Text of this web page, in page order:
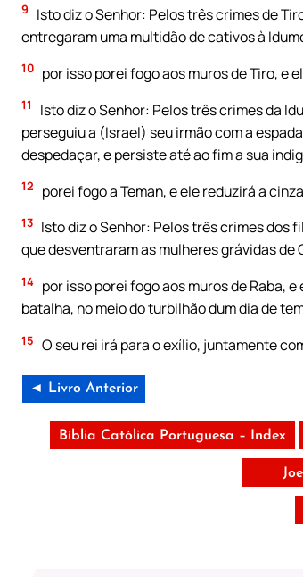
9
Isto diz o Senhor: Pelos três crimes de
entregaram uma multidão de cativos à
10 por isso porei fogo aos muros de Tiro, e
11
Isto diz o Senhor: Pelos três crimes da
perseguiu a (Israel) seu irmão com a
despedaçar, e persiste até ao fim a sua
12 porei fogo a Teman, e ele reduzirá a
13 Isto diz o Senhor: Pelos três crimes dos
que desventraram as mulheres grávidas de
14 por isso porei fogo aos muros de Raba,
batalha, no meio do turbilhão dum dia de
15 O seu rei irá para o exílio, juntamente
◄ Livro Anterior
Bíblia Católica Portuguesa – Index
Joel